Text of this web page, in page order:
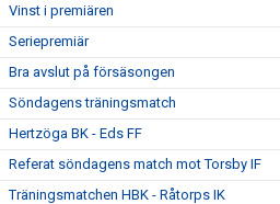
Vinst i premiären
Seriepremiär
Bra avslut på försäsongen
Söndagens träningsmatch
Hertzöga BK - Eds FF
Referat söndagens match mot Torsby IF
Träningsmatchen HBK - Råtorps IK